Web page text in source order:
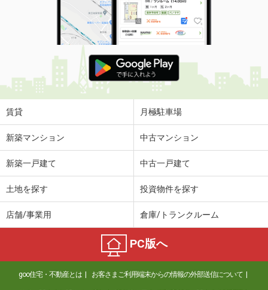
賃貸 月極駐車場
新築マンション 中古マンション
新築一戸建て 中古一戸建て
土地を探す 投資物件を探す
店舗/事業用 倉庫/トランクルーム
PC版へ
goo住宅・不動産とは お客さまご利用端末からの情報の外部送信について